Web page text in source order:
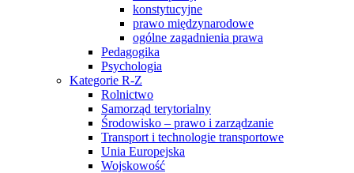
konstytucyjne
prawo międzynarodowe
ogólne zagadnienia prawa
Pedagogika
Psychologia
Kategorie R-Z
Rolnictwo
Samorząd terytorialny
Środowisko – prawo i zarządzanie
Transport i technologie transportowe
Unia Europejska
Wojskowość